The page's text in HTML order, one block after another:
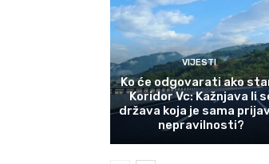
VIJESTI
Ko će odgovarati ako
Koridor Vc: Kažnjava li
država koja je sama
nepravilnosti?